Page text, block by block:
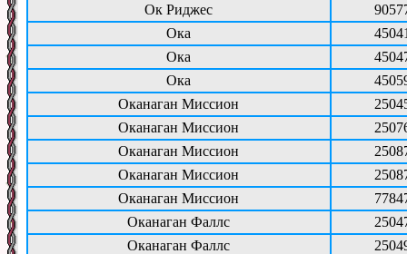
Ок Риджес
Ока
Ока
Ока
Оканаган Миссион
Оканаган Миссион
Оканаган Миссион
Оканаган Миссион
Оканаган Миссион
Оканаган Фаллс
Оканаган Фаллс